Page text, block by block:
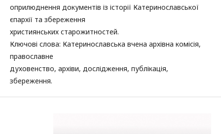
оприлюднення документів із історії Катеринославської
єпархії та збереження
християнських старожитностей.
Ключові слова: Катеринославська вчена архівна комісія,
православне
духовенство, архіви, дослідження, публікація,
збереження.